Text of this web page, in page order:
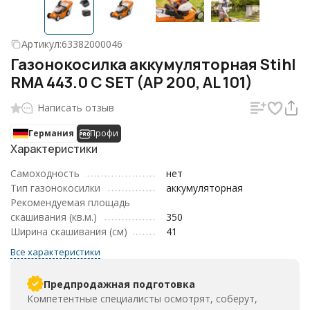
Артикул:63382000046
Газонокосилка аккумуляторная Stihl
RМА 443.0 C SET (AP 200, AL 101)
Написать отзыв
Германия Профи
Характеристики
Самоходность
нет
Тип газонокосилки
аккумуляторная
Рекомендуемая площадь
скашивания (кв.м.)
350
Ширина скашивания (см)
41
Все характеристики
Предпродажная подготовка
Компетентные специалисты осмотрят, соберут,